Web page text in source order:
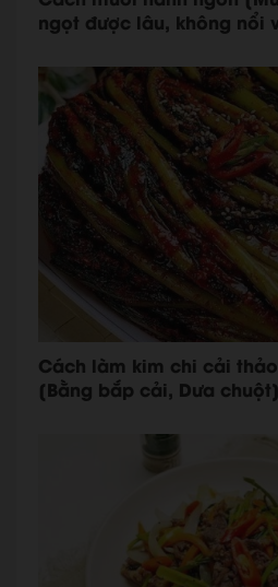
ngọt được lâu, không nổi
Cách làm kim chi cải
[Bằng bắp cải, Dưa chuột]